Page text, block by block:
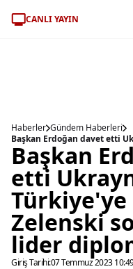
CANLI YAYIN
Haberler Gündem Haberleri
Başkan
etti
Türkiye'ye
Zelenski
lider
Giriş Tarihi:07 Temmuz 2023